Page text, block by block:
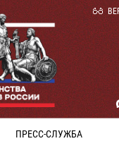
ПРЕСС-СЛУЖБА